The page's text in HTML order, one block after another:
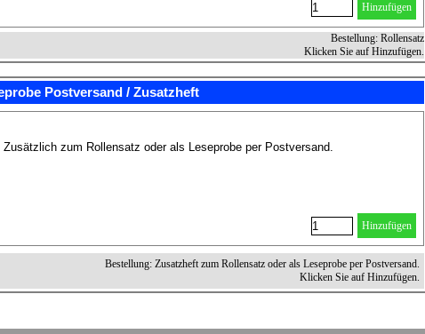
Hinzufügen
Bestellung: Rollensatz
Klicken Sie auf Hinzufügen.
Postversand / Zusatzheft
zum Rollensatz oder als Leseprobe per Postversand.
Hinzufügen
Bestellung: Zusatzheft zum Rollensatz oder als Leseprobe per Postversand.
Klicken Sie auf Hinzufügen.